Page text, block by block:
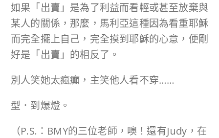
如果「出賣」是為了利益而看輕或甚至放棄與
某人的關係，那麼，馬利亞這種因為看重耶穌
而完全擺上自己，完全摸到耶穌的心意，便剛
好是「出賣」的相反了。
別人笑她太瘋癲，主笑他人看不穿……
型．到爆燈。
（P.S.：BMY的三位老師，噢！還有Judy，在